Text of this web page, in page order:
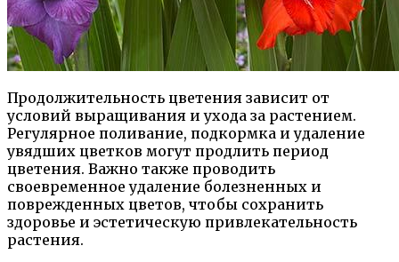
Продолжительность цветения зависит от
условий выращивания и ухода за растением.
Регулярное поливание, подкормка и удаление
увядших цветков могут продлить период
цветения. Важно также проводить
своевременное удаление болезненных и
поврежденных цветов, чтобы сохранить
здоровье и эстетическую привлекательность
растения.